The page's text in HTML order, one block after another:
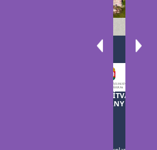
A TELEKI LÁSZLÓ ALAPÍTVÁNY
MAGYAR KORMÁNY